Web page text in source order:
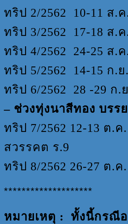
ทริป 2/2562 10-11
ทริป 3/2562 17-18
ทริป 4/2562 24-25
ทริป 5/2562 14-15
ทริป 6/2562 28 -29
– ช่วงทุ่งนาสีทอง บรร
ทริป 7/2562 12-13
สวรรคต ร.9
ทริป 8/2562 26-27
********************
หมายเหตุ :
ทั้งนี้กรณีอ